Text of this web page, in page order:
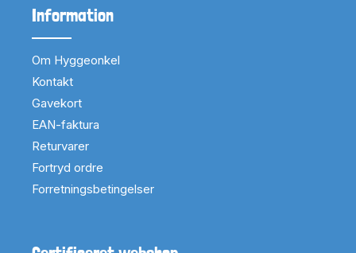
Information
Om Hyggeonkel
Kontakt
Gavekort
EAN-faktura
Returvarer
Fortryd ordre
Forretningsbetingelser